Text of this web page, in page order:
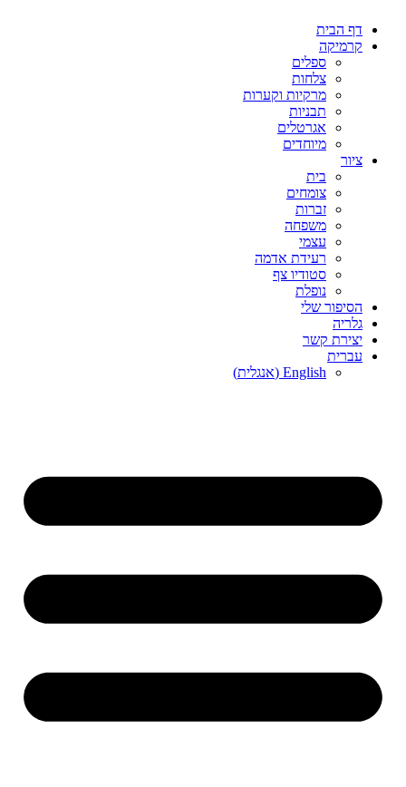
לתוכן
דף הבית
קרמיקה
ספלים
צלחות
מרקיות וקערות
תבניות
אגרטלים
מיוחדים
ציור
בית
צומחים
זברות
משפחה
עצמי
רעידת אדמה
סטודיו צף
נופלת
הסיפור שלי
גלריה
יצירת קשר
עברית
English
(אנגלית)